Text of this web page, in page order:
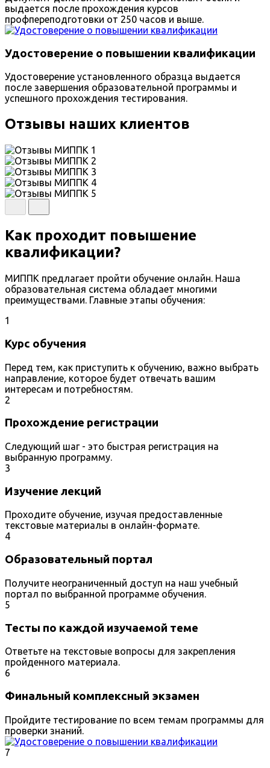
выдается после прохождения курсов
профпереподготовки от 250 часов и выше.
Удостоверение о повышении квалификации
Удостоверение установленного образца выдается
после завершения образовательной программы и
успешного прохождения тестирования.
Отзывы наших клиентов
Как проходит повышение
квалификации?
МИППК предлагает пройти обучение онлайн. Наша
образовательная система обладает многими
преимуществами. Главные этапы обучения:
1
Курс обучения
Перед тем, как приступить к обучению, важно выбрать
направление, которое будет отвечать вашим
интересам и потребностям.
2
Прохождение регистрации
Следующий шаг - это быстрая регистрация на
выбранную программу.
3
Изучение лекций
Проходите обучение, изучая предоставленные
текстовые материалы в онлайн-формате.
4
Образовательный портал
Получите неограниченный доступ на наш учебный
портал по выбранной программе обучения.
5
Тесты по каждой изучаемой теме
Ответьте на текстовые вопросы для закрепления
пройденного материала.
6
Финальный комплексный экзамен
Пройдите тестирование по всем темам программы для
проверки знаний.
7